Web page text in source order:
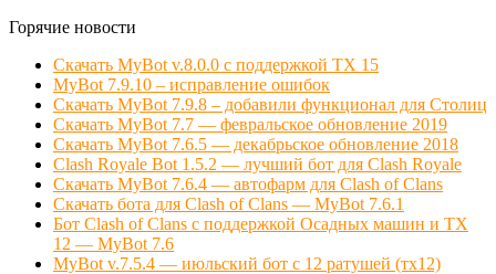
Горячие новости
Скачать MyBot v.8.0.0 с поддержкой ТХ 15
MyBot 7.9.10 – исправление ошибок
Скачать MyBot 7.9.8 – добавили функционал для Столиц
Скачать MyBot 7.7 — февральское обновление 2019
Скачать MyBot 7.6.5 — декабрьское обновление 2018
Clash Royale Bot 1.5.2 — лучший бот для Clash Royale
Скачать MyBot 7.6.4 — автофарм для Clash of Clans
Скачать бота для Clash of Clans — MyBot 7.6.1
Бот Clash of Clans с поддержкой Осадных машин и ТХ
12 — MyBot 7.6
MyBot v.7.5.4 — июльский бот с 12 ратушей (тх12)